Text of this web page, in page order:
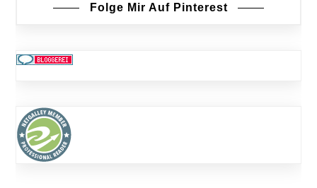
Folge Mir Auf Pinterest